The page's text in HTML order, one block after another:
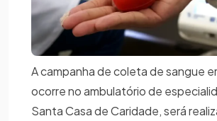
A campanha de coleta de sangue
ocorre no ambulatório de
Santa Casa de Caridade, será